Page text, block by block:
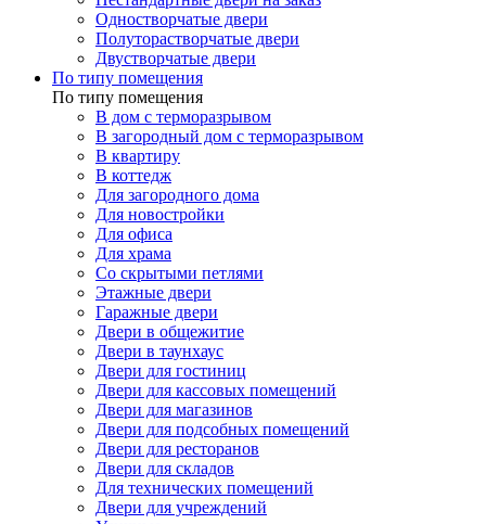
Одностворчатые двери
Полуторастворчатые двери
Двустворчатые двери
По типу помещения
По типу помещения
В дом с терморазрывом
В загородный дом с терморазрывом
В квартиру
В коттедж
Для загородного дома
Для новостройки
Для офиса
Для храма
Со скрытыми петлями
Этажные двери
Гаражные двери
Двери в общежитие
Двери в таунхаус
Двери для гостиниц
Двери для кассовых помещений
Двери для магазинов
Двери для подсобных помещений
Двери для ресторанов
Двери для складов
Для технических помещений
Двери для учреждений